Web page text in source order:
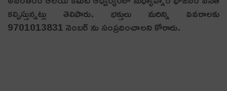
కల్పిస్తున్నట్లు తెలిపారు. భక్తులు మ‌రిన్ని వివరాలకు
9701013831 నెంబర్ ను సంప్రదించాలని కోరారు.